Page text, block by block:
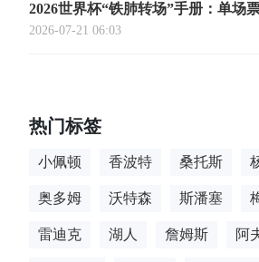
2026世界杯“铁肺转场”手册：单场
限跨城生存法则
2026-07-21 06:03
热门标签
小佩顿 香波特 桑托斯
奥多姆 沃特森 斯潘塞
雷迪克 湖人 詹姆斯 阿